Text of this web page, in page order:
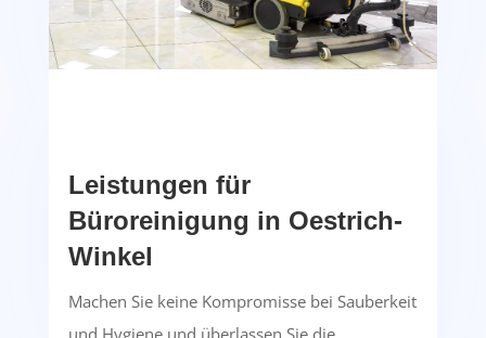
Leistungen für
Büroreinigung in Oestrich-
Winkel
Machen Sie keine Kompromisse bei Sauberkeit